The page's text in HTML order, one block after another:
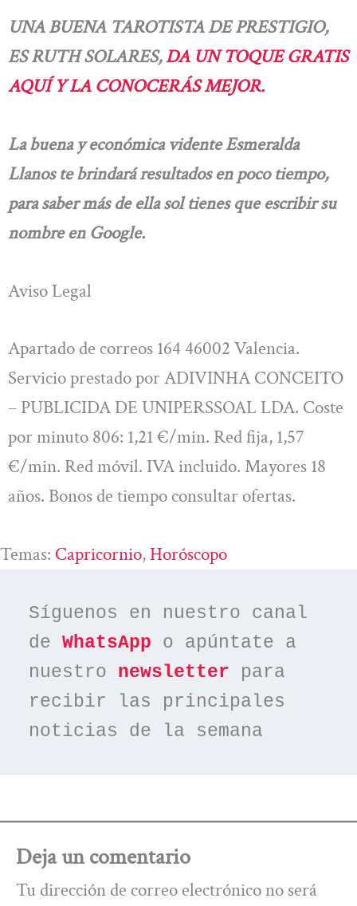
UNA BUENA TAROTISTA DE PRESTIGIO,
ES RUTH SOLARES,DA UN TOQUE GRATIS
AQUÍ Y LA CONOCERÁS MEJOR.
La buena y económica vidente Esmeralda
Llanos te brindará resultados en poco tiempo,
para saber más de ella sol tienes que escribir su
nombre en Google.
Aviso Legal
Apartado de correos 164 46002 Valencia.
Servicio prestado por ADIVINHA CONCEITO
– PUBLICIDA DE UNIPERSSOAL LDA. Coste
por minuto 806: 1,21 €/min. Red fija, 1,57
€/min. Red móvil. IVA incluido. Mayores 18
años. Bonos de tiempo consultar ofertas.
Temas: Capricornio, Horóscopo
Síguenos en nuestro canal
de WhatsApp o apúntate a
nuestro newsletter para
recibir las principales
noticias de la semana
Deja un comentario
Tu dirección de correo electrónico no será